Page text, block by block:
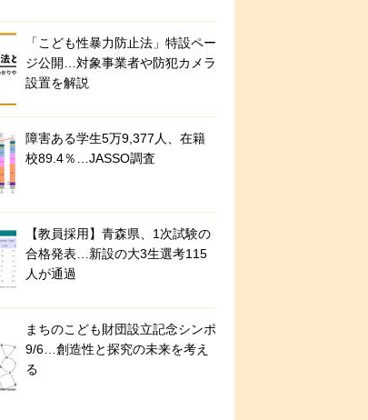
「こども性暴力防止法」特設ペー
ジ公開…対象事業者や防犯カメラ
設置を解説
障害ある学生5万9,377人、在籍
校89.4％…JASSO調査
【教員採用】青森県、1次試験の
合格発表…新設の大3生選考115
人が通過
まちのこども財団設立記念シンポ
9/6…創造性と探究の未来を考え
る